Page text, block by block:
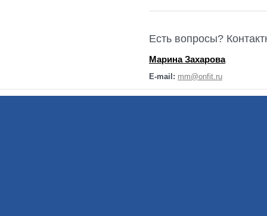
Есть вопросы?
Марина Захарова
E-mail: mm@onfit.ru